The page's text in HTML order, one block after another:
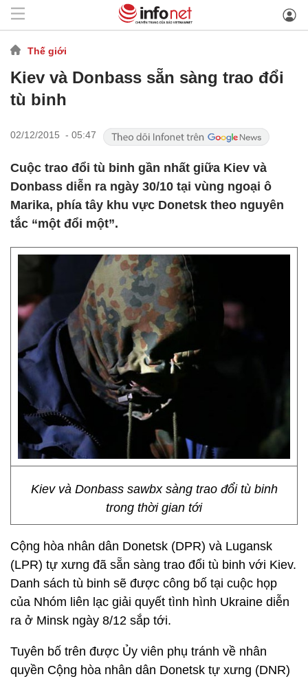
Thế giới
Kiev và Donbass sẵn sàng trao đổi
tù binh
02/12/2015 - 05:47
Cuộc trao đổi tù binh gần nhất giữa Kiev và
Donbass diễn ra ngày 30/10 tại vùng ngoại ô
Marika, phía tây khu vực Donetsk theo nguyên
tắc “một đổi một”.
Kiev và Donbass sawbx sàng trao đổi tù binh
trong thời gian tới
Cộng hòa nhân dân Donetsk (DPR) và Lugansk
(LPR) tự xưng đã sẵn sàng trao đổi tù binh với Kiev.
Danh sách tù binh sẽ được công bố tại cuộc họp
của Nhóm liên lạc giải quyết tình hình Ukraine diễn
ra ở Minsk ngày 8/12 sắp tới.
Tuyên bố trên được Ủy viên phụ tránh về nhân
quyền Cộng hòa nhân dân Donetsk tự xưng (DNR)